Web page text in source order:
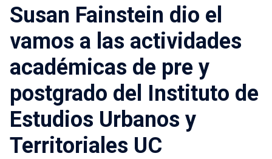
FACULTAD DE ARQUITECTURA, DISEÑO Y ESTUDIOS URBANOS
Susan Fainstein dio el
vamos a las actividades
académicas de pre y
postgrado del Instituto de
Estudios Urbanos y
Territoriales UC